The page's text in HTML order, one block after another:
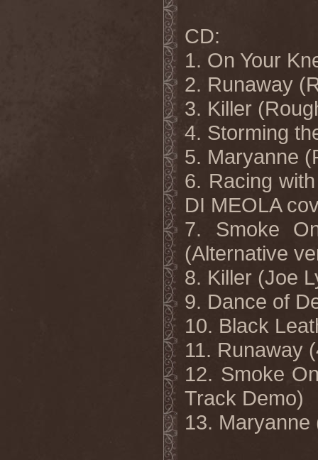
CD:
1. On Your
2. Runaway
3. Killer
4. Storming
5. Maryanne
6. Racing
DI MEOLA
7. Smoke
(Alternative
8. Killer (Joe
9. Dance of
10. Black
11. Runaway
12. Smoke
Track Demo)
13. Maryanne